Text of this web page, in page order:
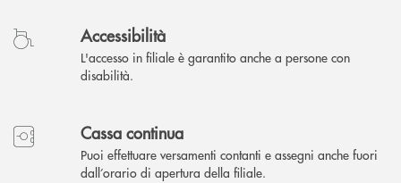
Accessibilità
L'accesso in filiale è garantito anche a persone con
disabilità.
Cassa continua
Puoi effettuare versamenti contanti e assegni anche fuori
dall’orario di apertura della filiale.